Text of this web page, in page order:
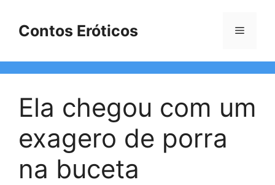
Contos Eróticos Menu
Ela chegou com um
exagero de porra
na buceta